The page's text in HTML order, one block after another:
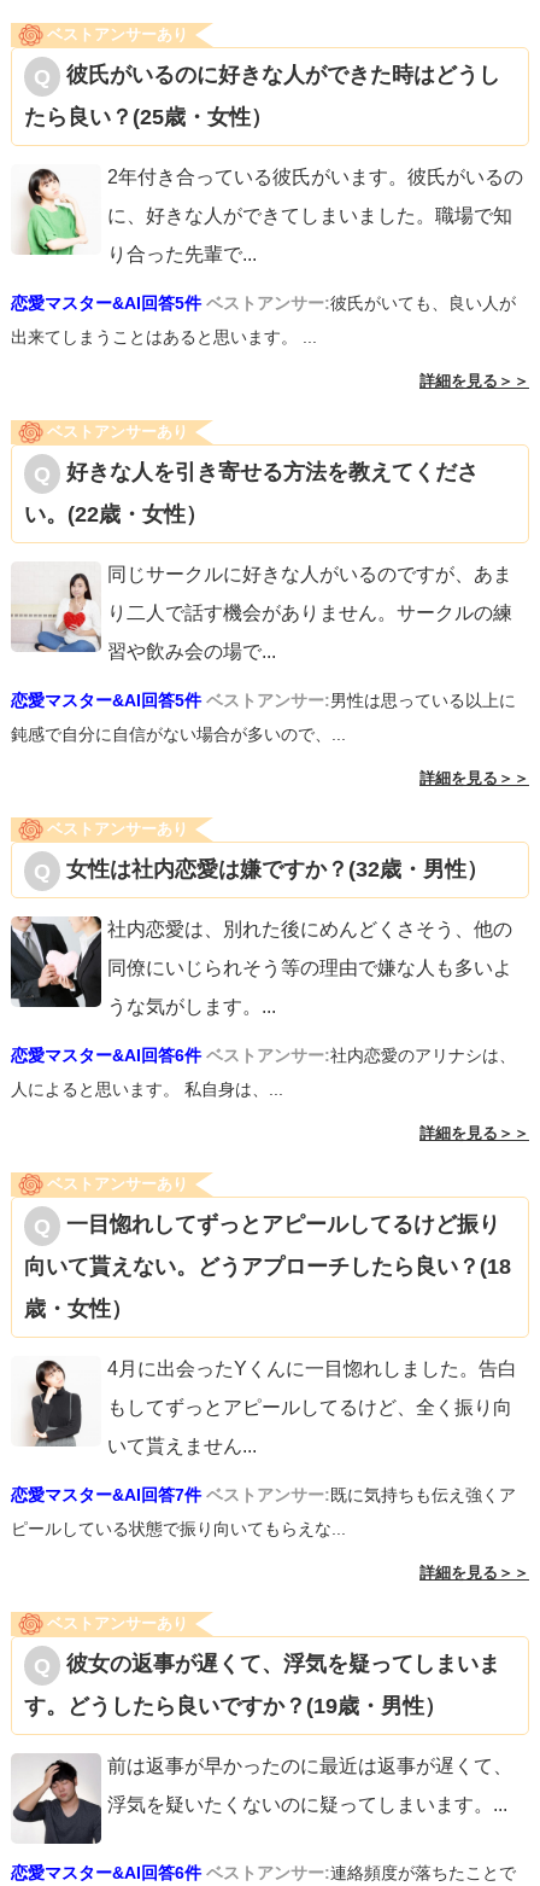
ベストアンサーあり
彼氏がいるのに好きな人ができた時はどうし
たら良い？(25歳・女性）
2年付き合っている彼氏がいます。彼氏がいるの
に、好きな人ができてしまいました。職場で知
り合った先輩で...
恋愛マスター&AI回答5件 ベストアンサー:彼氏がいても、良い人が
出来てしまうことはあると思います。 ...
詳細を見る＞＞
ベストアンサーあり
好きな人を引き寄せる方法を教えてくださ
い。(22歳・女性）
同じサークルに好きな人がいるのですが、あま
り二人で話す機会がありません。サークルの練
習や飲み会の場で...
恋愛マスター&AI回答5件 ベストアンサー:男性は思っている以上に
鈍感で自分に自信がない場合が多いので、...
詳細を見る＞＞
ベストアンサーあり
女性は社内恋愛は嫌ですか？(32歳・男性）
社内恋愛は、別れた後にめんどくさそう、他の
同僚にいじられそう等の理由で嫌な人も多いよ
うな気がします。 ...
恋愛マスター&AI回答6件 ベストアンサー:社内恋愛のアリナシは、
人によると思います。 私自身は、...
詳細を見る＞＞
ベストアンサーあり
一目惚れしてずっとアピールしてるけど振り
向いて貰えない。どうアプローチしたら良い？(18
歳・女性）
4月に出会ったYくんに一目惚れしました。告白
もしてずっとアピールしてるけど、全く振り向
いて貰えません...
恋愛マスター&AI回答7件 ベストアンサー:既に気持ちも伝え強くア
ピールしている状態で振り向いてもらえな...
詳細を見る＞＞
ベストアンサーあり
彼女の返事が遅くて、浮気を疑ってしまいま
す。どうしたら良いですか？(19歳・男性）
前は返事が早かったのに最近は返事が遅くて、
浮気を疑いたくないのに疑ってしまいます。 ...
恋愛マスター&AI回答6件 ベストアンサー:連絡頻度が落ちたことで